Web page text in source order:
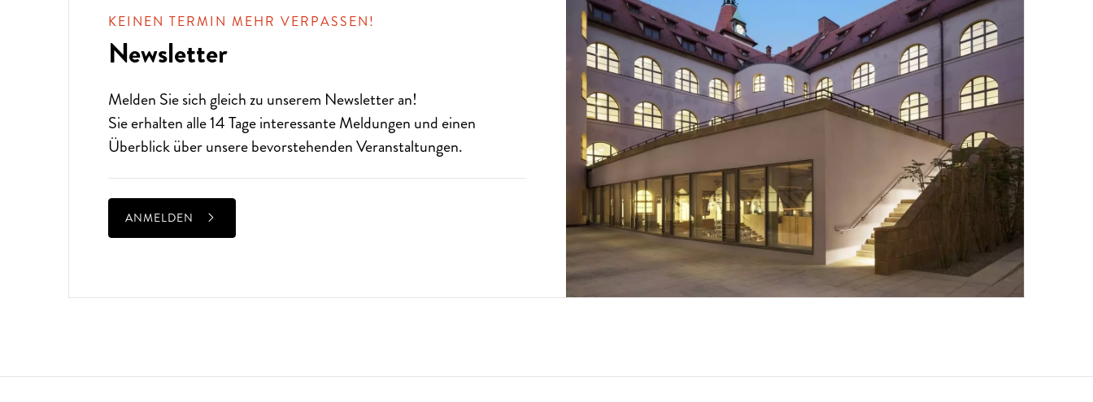
KEINEN TERMIN MEHR VERPASSEN!
Newsletter
Melden Sie sich gleich zu unserem Newsletteran!
Sie erhalten alle 14 Tage interessante Meldungen und einen
Überblick über unsere bevorstehenden Veranstaltungen.
ANMELDEN